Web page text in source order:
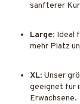
sanfterer
Large: Ideal
mehr Platz
XL: Unser
geeignet für
Erwachsene.